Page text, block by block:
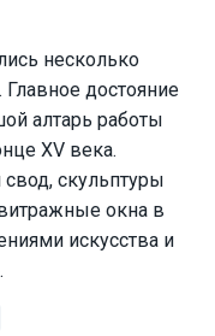
несколько
достояние
алтарь работы
XV века.
скульптуры
окна в
искусства и